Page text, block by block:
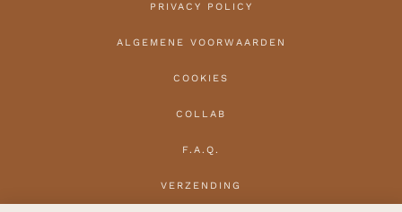
PRIVACY POLICY
ALGEMENE VOORWAARDEN
COOKIES
COLLAB
F.A.Q.
VERZENDING